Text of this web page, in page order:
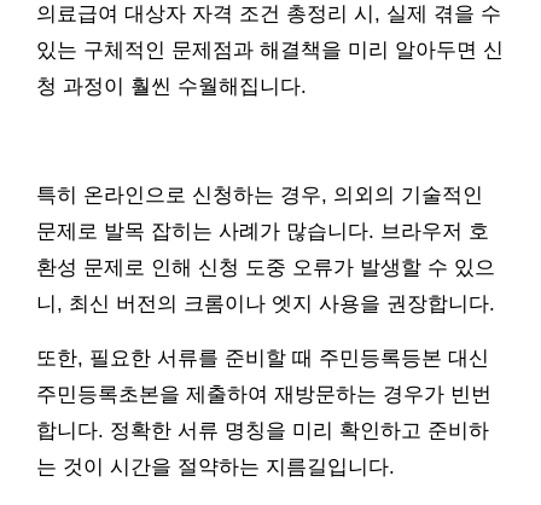
의료급여 대상자 자격 조건 총정리 시, 실제 겪을 수
있는 구체적인 문제점과 해결책을 미리 알아두면 신
청 과정이 훨씬 수월해집니다.
특히 온라인으로 신청하는 경우, 의외의 기술적인
문제로 발목 잡히는 사례가 많습니다. 브라우저 호
환성 문제로 인해 신청 도중 오류가 발생할 수 있으
니, 최신 버전의 크롬이나 엣지 사용을 권장합니다.
또한, 필요한 서류를 준비할 때 주민등록등본 대신
주민등록초본을 제출하여 재방문하는 경우가 빈번
합니다. 정확한 서류 명칭을 미리 확인하고 준비하
는 것이 시간을 절약하는 지름길입니다.